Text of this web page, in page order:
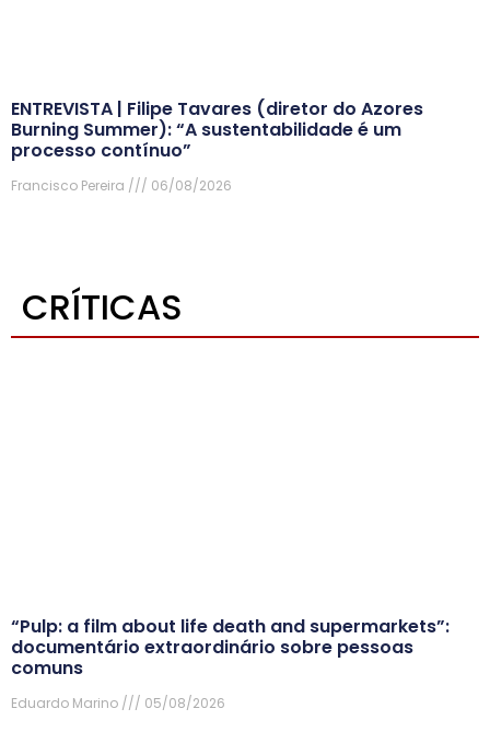
ENTREVISTA | Filipe Tavares (diretor do Azores
Burning Summer): “A sustentabilidade é um
processo contínuo”
Francisco Pereira 06/08/2026
CRÍTICAS
“Pulp: a film about life death and supermarkets”:
documentário extraordinário sobre pessoas
comuns
Eduardo Marino 05/08/2026